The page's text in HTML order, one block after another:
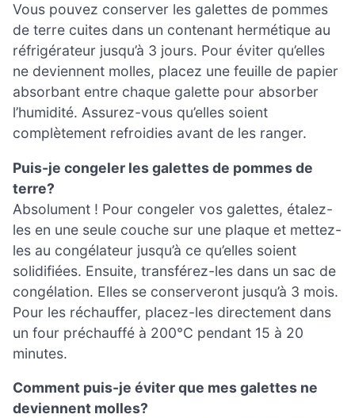
Vous pouvez conserver les galettes de pommes
de terre cuites dans un contenant hermétique au
réfrigérateur jusqu’à 3 jours. Pour éviter qu’elles
ne deviennent molles, placez une feuille de papier
absorbant entre chaque galette pour absorber
l’humidité. Assurez-vous qu’elles soient
complètement refroidies avant de les ranger.
Puis-je congeler les galettes de pommes de
terre?
Absolument ! Pour congeler vos galettes, étalez-
les en une seule couche sur une plaque et mettez-
les au congélateur jusqu’à ce qu’elles soient
solidifiées. Ensuite, transférez-les dans un sac de
congélation. Elles se conserveront jusqu’à 3 mois.
Pour les réchauffer, placez-les directement dans
un four préchauffé à 200°C pendant 15 à 20
minutes.
Comment puis-je éviter que mes galettes ne
deviennent molles?